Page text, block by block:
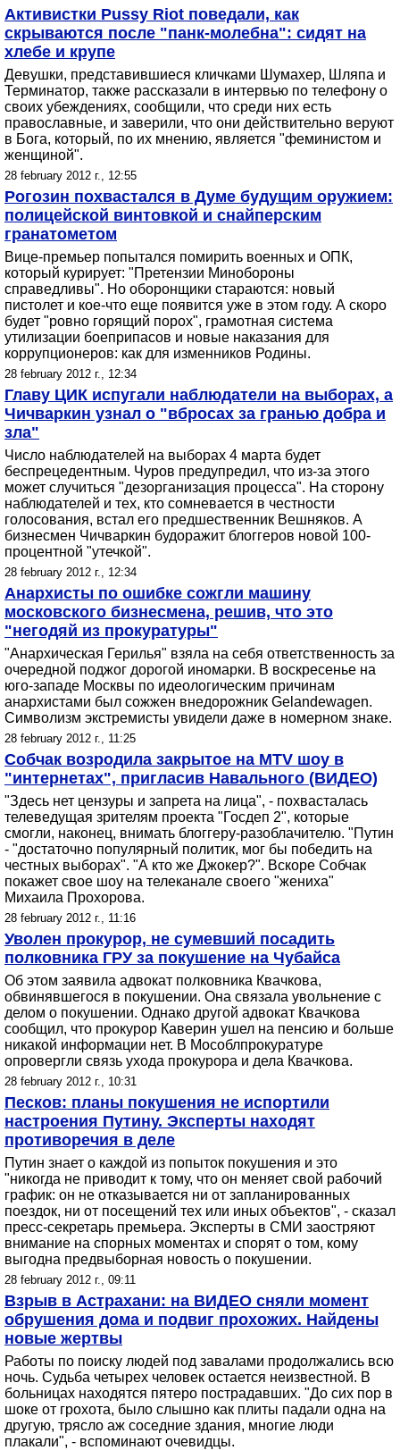
Активистки Pussy Riot поведали, как
скрываются после "панк-молебна": сидят на
хлебе и крупе
Девушки, представившиеся кличками Шумахер, Шляпа и
Терминатор, также рассказали в интервью по телефону о
своих убеждениях, сообщили, что среди них есть
православные, и заверили, что они действительно веруют
в Бога, который, по их мнению, является "феминистом и
женщиной".
28 february 2012 г., 12:55
Рогозин похвастался в Думе будущим оружием:
полицейской винтовкой и снайперским
гранатометом
Вице-премьер попытался помирить военных и ОПК,
который курирует: "Претензии Минобороны
справедливы". Но оборонщики стараются: новый
пистолет и кое-что еще появится уже в этом году. А скоро
будет "ровно горящий порох", грамотная система
утилизации боеприпасов и новые наказания для
коррупционеров: как для изменников Родины.
28 february 2012 г., 12:34
Главу ЦИК испугали наблюдатели на выборах, а
Чичваркин узнал о "вбросах за гранью добра и
зла"
Число наблюдателей на выборах 4 марта будет
беспрецедентным. Чуров предупредил, что из-за этого
может случиться "дезорганизация процесса". На сторону
наблюдателей и тех, кто сомневается в честности
голосования, встал его предшественник Вешняков. А
бизнесмен Чичваркин будоражит блоггеров новой 100-
процентной "утечкой".
28 february 2012 г., 12:34
Анархисты по ошибке сожгли машину
московского бизнесмена, решив, что это
"негодяй из прокуратуры"
"Анархическая Герилья" взяла на себя ответственность за
очередной поджог дорогой иномарки. В воскресенье на
юго-западе Москвы по идеологическим причинам
анархистами был сожжен внедорожник Gelandewagen.
Символизм экстремисты увидели даже в номерном знаке.
28 february 2012 г., 11:25
Собчак возродила закрытое на MTV шоу в
"интернетах", пригласив Навального (ВИДЕО)
"Здесь нет цензуры и запрета на лица", - похвасталась
телеведущая зрителям проекта "Госдеп 2", которые
смогли, наконец, внимать блоггеру-разоблачителю. "Путин
- "достаточно популярный политик, мог бы победить на
честных выборах". "А кто же Джокер?". Вскоре Собчак
покажет свое шоу на телеканале своего "жениха"
Михаила Прохорова.
28 february 2012 г., 11:16
Уволен прокурор, не сумевший посадить
полковника ГРУ за покушение на Чубайса
Об этом заявила адвокат полковника Квачкова,
обвинявшегося в покушении. Она связала увольнение с
делом о покушении. Однако другой адвокат Квачкова
сообщил, что прокурор Каверин ушел на пенсию и больше
никакой информации нет. В Мособлпрокуратуре
опровергли связь ухода прокурора и дела Квачкова.
28 february 2012 г., 10:31
Песков: планы покушения не испортили
настроения Путину. Эксперты находят
противоречия в деле
Путин знает о каждой из попыток покушения и это
"никогда не приводит к тому, что он меняет свой рабочий
график: он не отказывается ни от запланированных
поездок, ни от посещений тех или иных объектов", - сказал
пресс-секретарь премьера. Эксперты в СМИ заостряют
внимание на спорных моментах и спорят о том, кому
выгодна предвыборная новость о покушении.
28 february 2012 г., 09:11
Взрыв в Астрахани: на ВИДЕО сняли момент
обрушения дома и подвиг прохожих. Найдены
новые жертвы
Работы по поиску людей под завалами продолжались всю
ночь. Судьба четырех человек остается неизвестной. В
больницах находятся пятеро пострадавших. "До сих пор в
шоке от грохота, было слышно как плиты падали одна на
другую, трясло аж соседние здания, многие люди
плакали", - вспоминают очевидцы.